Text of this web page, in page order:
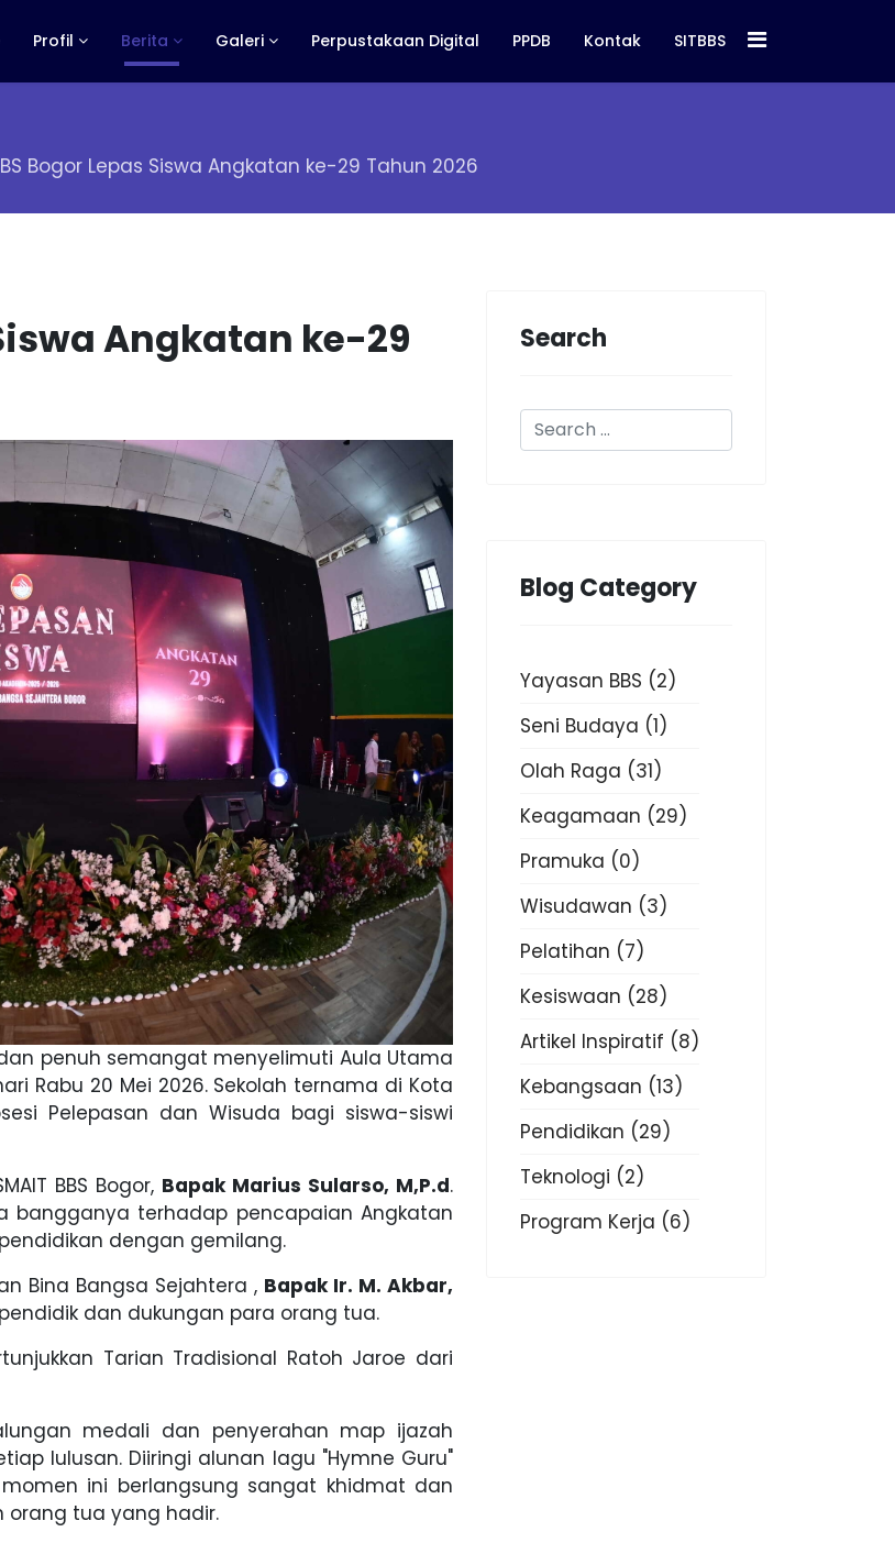
Profil Berita Galeri Perpustakaan Digital PPDB Kontak SITBBS
Bogor Lepas Siswa Angkatan ke-29 Tahun 2026
Angkatan ke-29
penuh semangat menyelimuti Aula Utama
Rabu 20 Mei 2026. Sekolah ternama di Kota
Pelepasan dan Wisuda bagi siswa-siswi
BBS Bogor, Bapak Marius Sularso, M,P.d.
bangganya terhadap pencapaian Angkatan
dengan gemilang.
Bina Bangsa Sejahtera , Bapak Ir. M. Akbar,
dan dukungan para orang tua.
Tarian Tradisional Ratoh Jaroe dari
medali dan penyerahan map ijazah
lulusan. Diiringi alunan lagu "Hymne Guru"
ini berlangsung sangat khidmat dan
orang tua yang hadir.
Search
Blog Category
Yayasan BBS (2)
Seni Budaya (1)
Olah Raga (31)
Keagamaan (29)
Pramuka (0)
Wisudawan (3)
Pelatihan (7)
Kesiswaan (28)
Artikel Inspiratif (8)
Kebangsaan (13)
Pendidikan (29)
Teknologi (2)
Program Kerja (6)